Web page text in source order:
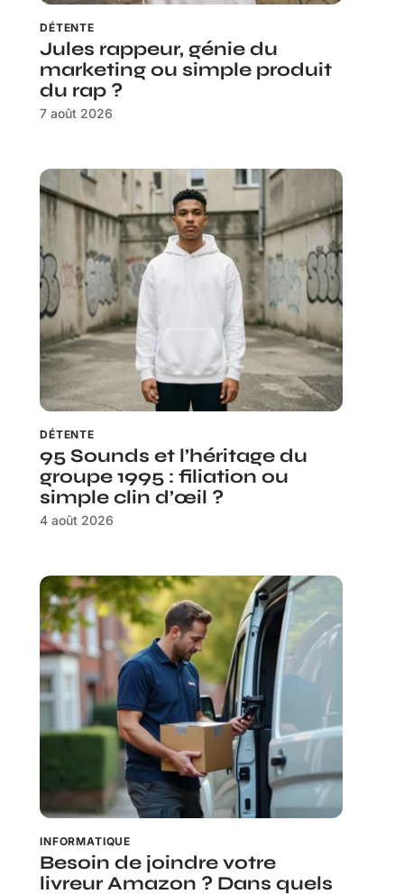
DÉTENTE
Jules rappeur, génie du
marketing ou simple produit
du rap ?
7 août 2026
DÉTENTE
95 Sounds et l’héritage du
groupe 1995 : filiation ou
simple clin d’œil ?
4 août 2026
INFORMATIQUE
Besoin de joindre votre
livreur Amazon ? Dans quels